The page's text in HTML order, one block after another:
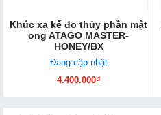
Khúc xạ kế đo thủy phần mật
ong ATAGO MASTER-
HONEY/BX
Đang cập nhật
4.400.000₫